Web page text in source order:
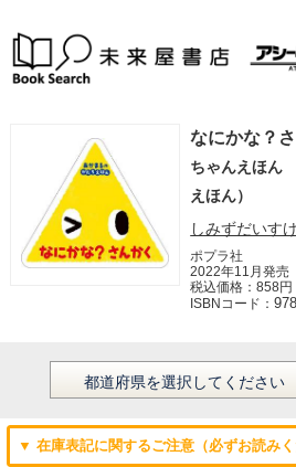
なにかな？
ちゃんえほ
えほん）
しみずだいす
ポプラ社
2022年11月発売
税込価格：858円
ISBNコード：
▼ 在庫表記に関するご注意（必ずお読みく